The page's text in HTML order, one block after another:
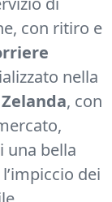
con ritiro e
nella
, con
una bella
dei